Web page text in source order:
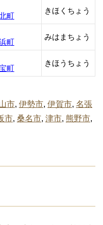
町
きほくちょう
町
みはまちょう
町
きほうちょう
市, 伊勢市, 伊賀市, 名張
市, 桑名市, 津市, 熊野市,